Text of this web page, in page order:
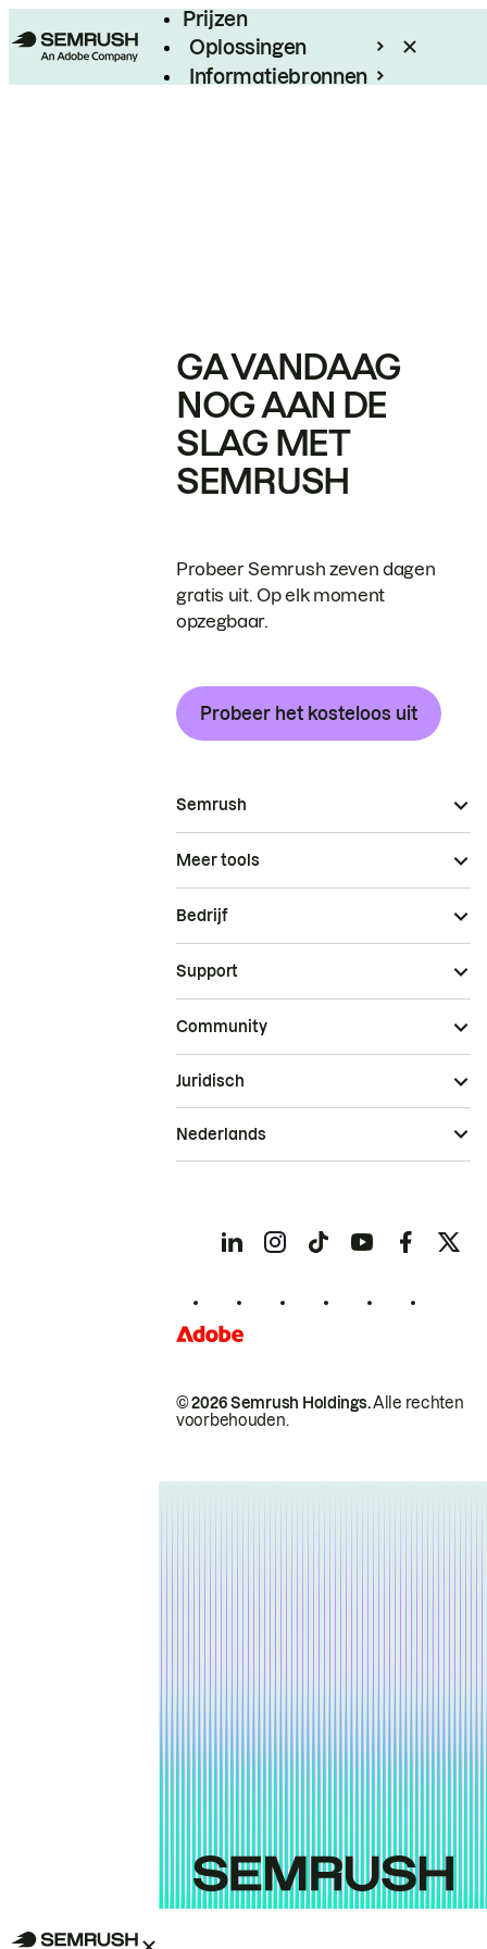
Prijzen
Oplossingen
Informatiebronnen
GA VANDAAG
NOG AAN DE
SLAG MET
SEMRUSH
Probeer Semrush zeven dagen
gratis uit. Op elk moment
opzegbaar.
Probeer het kosteloos uit
Semrush
Meer tools
Bedrijf
Support
Community
© 2026 Semrush Holdings.Alle rechten
voorbehouden.
Juridisch
Nederlands